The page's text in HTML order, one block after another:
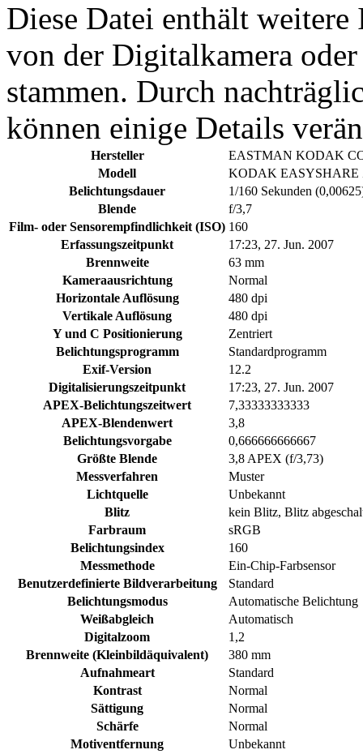
Diese Datei enthält
von der Digitalkamera
stammen. Durch
können einige Details
Hersteller
EASTMAN KODAK
Modell
KODAK EASYSHARE
Belichtungsdauer
1/160 Sekunden
Blende
f/3,7
Film- oder Sensorempfindlichkeit (ISO) 160
Erfassungszeitpunkt
17:23, 27. Jun. 2007
Brennweite
63 mm
Kameraausrichtung
Normal
Horizontale Auflösung
480 dpi
Vertikale Auflösung
480 dpi
Y und C Positionierung
Zentriert
Belichtungsprogramm
Standardprogramm
Exif-Version
12.2
Digitalisierungszeitpunkt
17:23, 27. Jun. 2007
APEX-Belichtungszeitwert
7,33333333333
APEX-Blendenwert
3,8
Belichtungsvorgabe
0,666666666667
Größte Blende
3,8 APEX (f/3,73)
Messverfahren
Muster
Lichtquelle
Unbekannt
Blitz
kein Blitz, Blitz
Farbraum
sRGB
Belichtungsindex
160
Messmethode
Ein-Chip-Farbsensor
Benutzerdefinierte Bildverarbeitung
Standard
Belichtungsmodus
Automatische Belichtung
Weißabgleich
Automatisch
Digitalzoom
1,2
Brennweite (Kleinbildäquivalent)
380 mm
Aufnahmeart
Standard
Kontrast
Normal
Sättigung
Normal
Schärfe
Normal
Motiventfernung
Unbekannt